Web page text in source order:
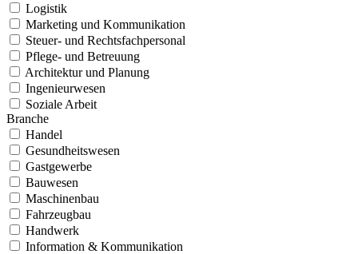
Logistik
Marketing und Kommunikation
Steuer- und Rechtsfachpersonal
Pflege- und Betreuung
Architektur und Planung
Ingenieurwesen
Soziale Arbeit
Branche
Handel
Gesundheitswesen
Gastgewerbe
Bauwesen
Maschinenbau
Fahrzeugbau
Handwerk
Information & Kommunikation